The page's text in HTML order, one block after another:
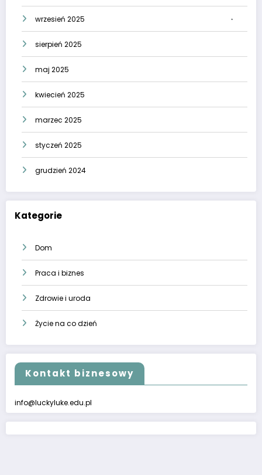
wrzesień 2025
sierpień 2025
maj 2025
kwiecień 2025
marzec 2025
styczeń 2025
grudzień 2024
Kategorie
Dom
Praca i biznes
Zdrowie i uroda
Życie na co dzień
Kontakt biznesowy
info@luckyluke.edu.pl